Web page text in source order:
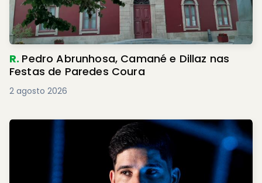
R. Pedro Abrunhosa, Camané e Dillaz nas
Festas de Paredes Coura
2 agosto 2026